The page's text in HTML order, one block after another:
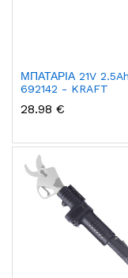
ΜΠΑΤΑΡΙΑ 21V
692142 - KRAFT
28.98 €